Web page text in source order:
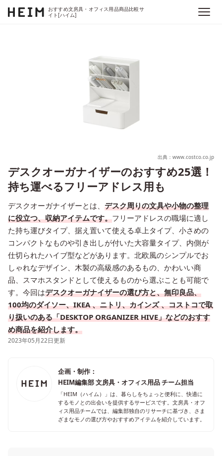
おすすめ文房具・オフィス用品商品比較サ
イト[ハイム]
出典：www.costco.co.jp
デスクオーガナイザーのおすすめ25選！
持ち運べるフリーアドレス用も
デスクオーガナイザーとは、 デスク周りの文具や小物の整理
に役立つ、収納アイテムです。フリーアドレスの職場に適し
た持ち運びタイプ、据え置いて使える卓上タイプ、小さめの
コンパクトなものや引き出しが付いた大容量タイプ、内側が
仕切られたハイブ型などがあります。北欧風のシンプルでお
しゃれなデザイン、木製の高級感のあるもの、かわいい商
品、スマホスタンドとして使えるものから選ぶことも可能で
す。今回はデスクオーガナイザーの選び方と、無印良品、
100均のダイソー、IKEA 、ニトリ、カインズ 、コストコで取
り扱いのある「DESKTOP ORGANIZER HIVE」などのおすす
め商品を紹介します。
2023年05月22日更新
企画・制作：
HEIM編集部 文房具・オフィス用品 チーム担当
「HEIM（ハイム）」は、暮らしをちょっと便利に、快適に
するモノとの出会いを提供するサービスです。文房具・オフ
ィス用品チームでは、編集部独自のリサーチに基づき、さま
ざまなモノの選び方やおすすめアイテムを紹介しています。